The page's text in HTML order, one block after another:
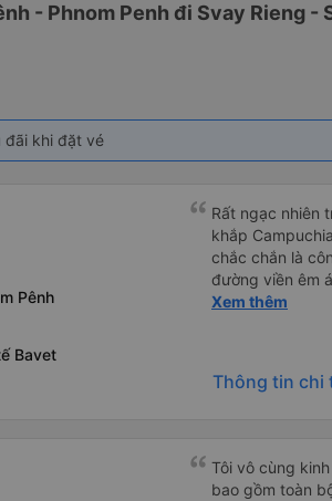
- Phnom Penh đi Svay Rieng -
đãi khi đặt vé
Pênh
Bavet
Rất ngạc nhiên
khắp
chắc chắn là
đường viền êm
(Bạn có thể
Xem thêm
Thông tin chi
Tôi vô cùng
bao gồm toàn